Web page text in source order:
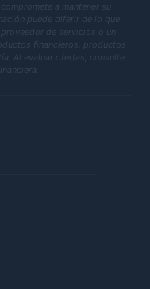
a mantener su
puede diferir de lo que
de servicios o un
financieros, productos
Al evaluar ofertas, consulte